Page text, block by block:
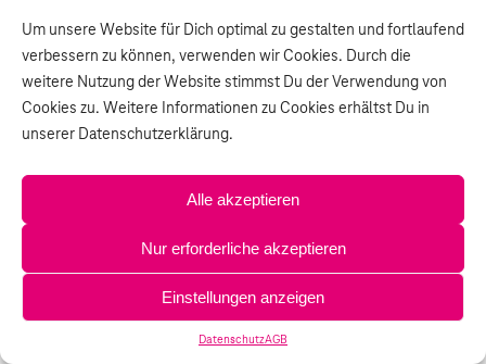
Um unsere Website für Dich optimal zu gestalten und fortlaufend
verbessern zu können, verwenden wir Cookies. Durch die
weitere Nutzung der Website stimmst Du der Verwendung von
Cookies zu. Weitere Informationen zu Cookies erhältst Du in
unserer Datenschutzerklärung.
Alle akzeptieren
Nur erforderliche akzeptieren
Einstellungen anzeigen
DatenschutzAGB